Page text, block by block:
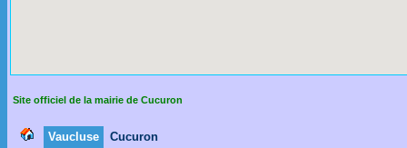
Site officiel de la mairie de Cucuron
Vaucluse
Cucuron